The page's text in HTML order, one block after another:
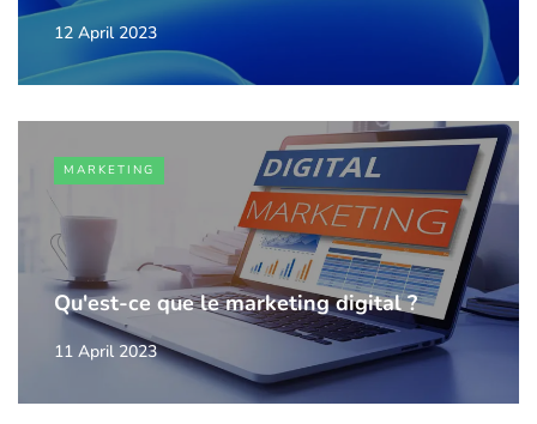
12 April 2023
MARKETING
Qu'est-ce que le marketing digital ?
11 April 2023